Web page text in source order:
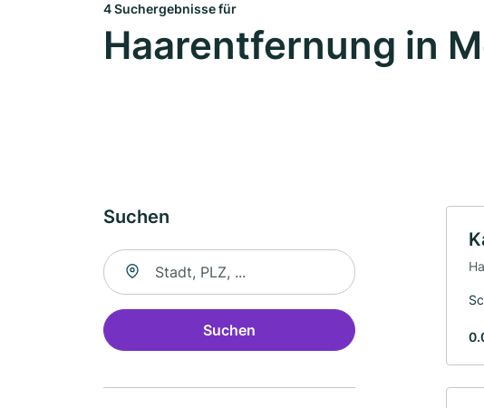
4 Suchergebnisse für
Haarentfernung in
Suchen
Suche nach Ort
Suchen